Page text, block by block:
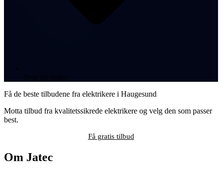
Få de beste tilbudene fra elektrikere i Haugesund
Motta tilbud fra kvalitetssikrede elektrikere og velg den som passer
best.
Få gratis tilbud
Om Jatec